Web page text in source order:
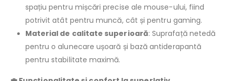
spațiu pentru mișcări precise ale mouse-ului, fiind
potrivit atât pentru muncă, cât și pentru gaming.
Material de calitate superioară: Suprafață netedă
pentru o alunecare ușoară și bază antiderapantă
pentru stabilitate maximă.